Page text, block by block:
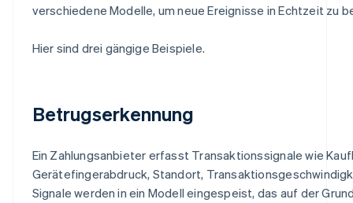
verschiedene Modelle, um neue Ereignisse in Echtzeit zu
Hier sind drei gängige Beispiele.
Betrugserkennung
Ein Zahlungsanbieter erfasst Transaktionssignale wie
Gerätefingerabdruck, Standort,
Signale werden in ein Modell eingespeist, das auf der